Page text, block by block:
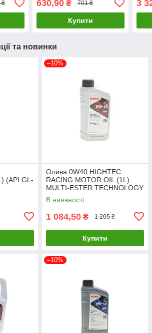
₴ 630,90₴ 701 ₴
Купити
3
та новинки
(API GL-
–10%
Олива 0W40 HIGHTEC
RACING MOTOR OIL (1L)
MULTI-ESTER TECHNOLOGY
ROWE 20092-0010-99 UA61
В наявності
1 084,50 ₴ 1 205 ₴
Купити
–10%